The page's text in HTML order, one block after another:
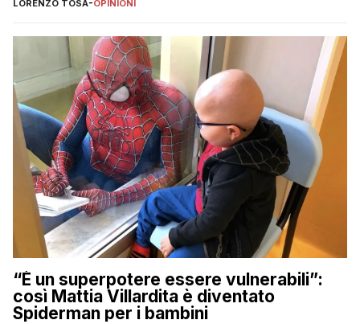
LORENZO TOSA-OPINIONI
“È un superpotere essere vulnerabili”:
così Mattia Villardita è diventato
Spiderman per i bambini